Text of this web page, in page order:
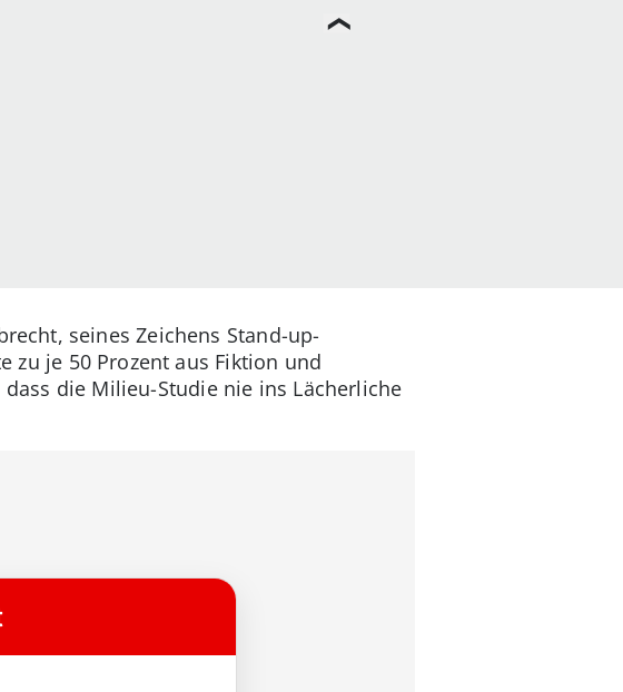
seines Zeichens Stand-up-
zu je 50 Prozent aus Fiktion und
die Milieu-Studie nie ins Lächerliche